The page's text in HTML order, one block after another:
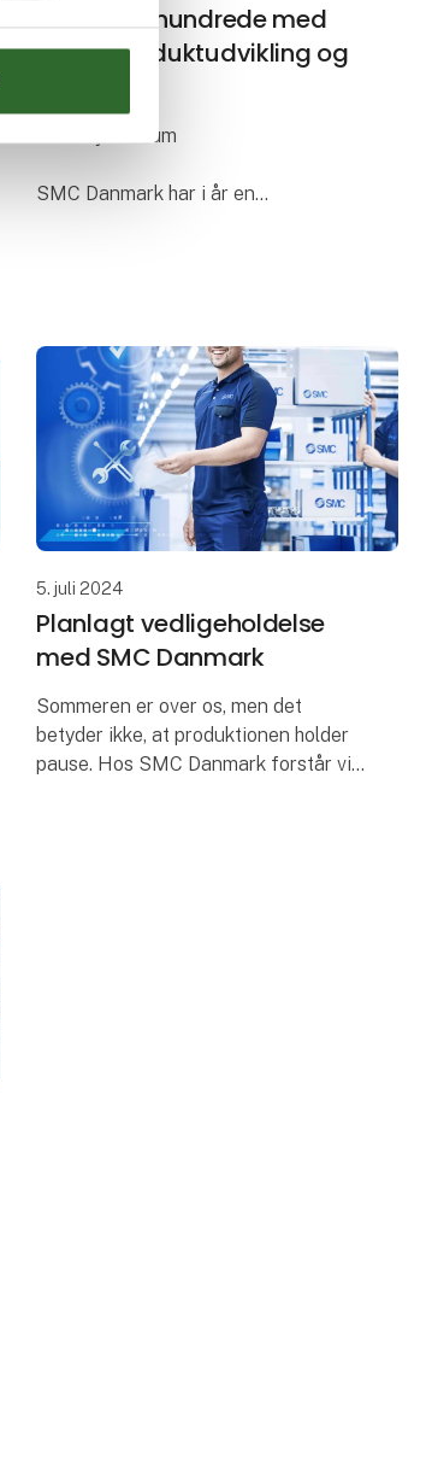
Et kvart århundrede med
intens produktudvikling og
25 års jubilæum
SMC Danmark har i år en
I Horsens e
5. juli 2024
Planlagt vedligeholdelse
med SMC Danmark
Sommeren er over os, men det
betyder ikke, at produktionen holder
pause. Hos SMC Danmark forstår vi